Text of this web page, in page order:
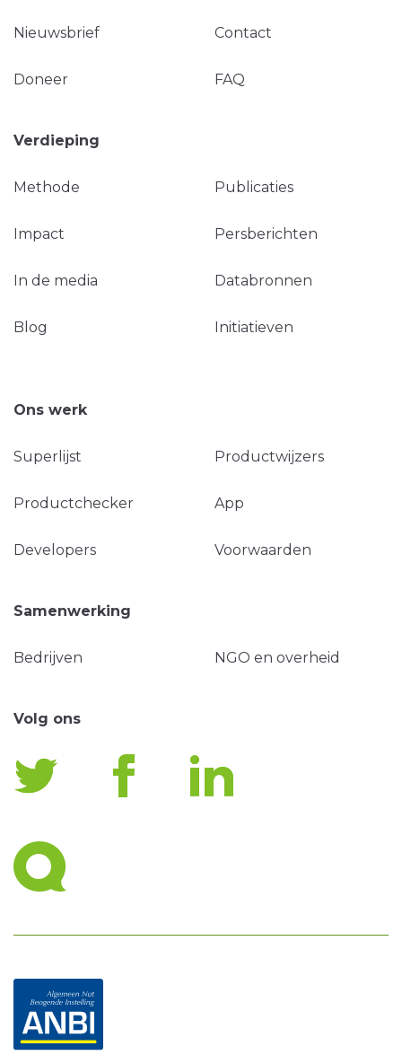
Nieuwsbrief Contact
Doneer FAQ
Verdieping
Methode Publicaties
Impact Persberichten
In de media Databronnen
Blog Initiatieven
Ons werk
Superlijst Productwijzers
Productchecker App
Developers Voorwaarden
Samenwerking
Bedrijven NGO en overheid
Volg ons